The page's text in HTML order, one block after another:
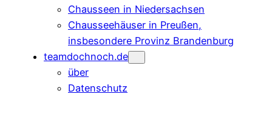
Chausseen in Niedersachsen
Chausseehäuser in Preußen,
insbesondere Provinz Brandenburg
teamdochnoch.de
über
Datenschutz